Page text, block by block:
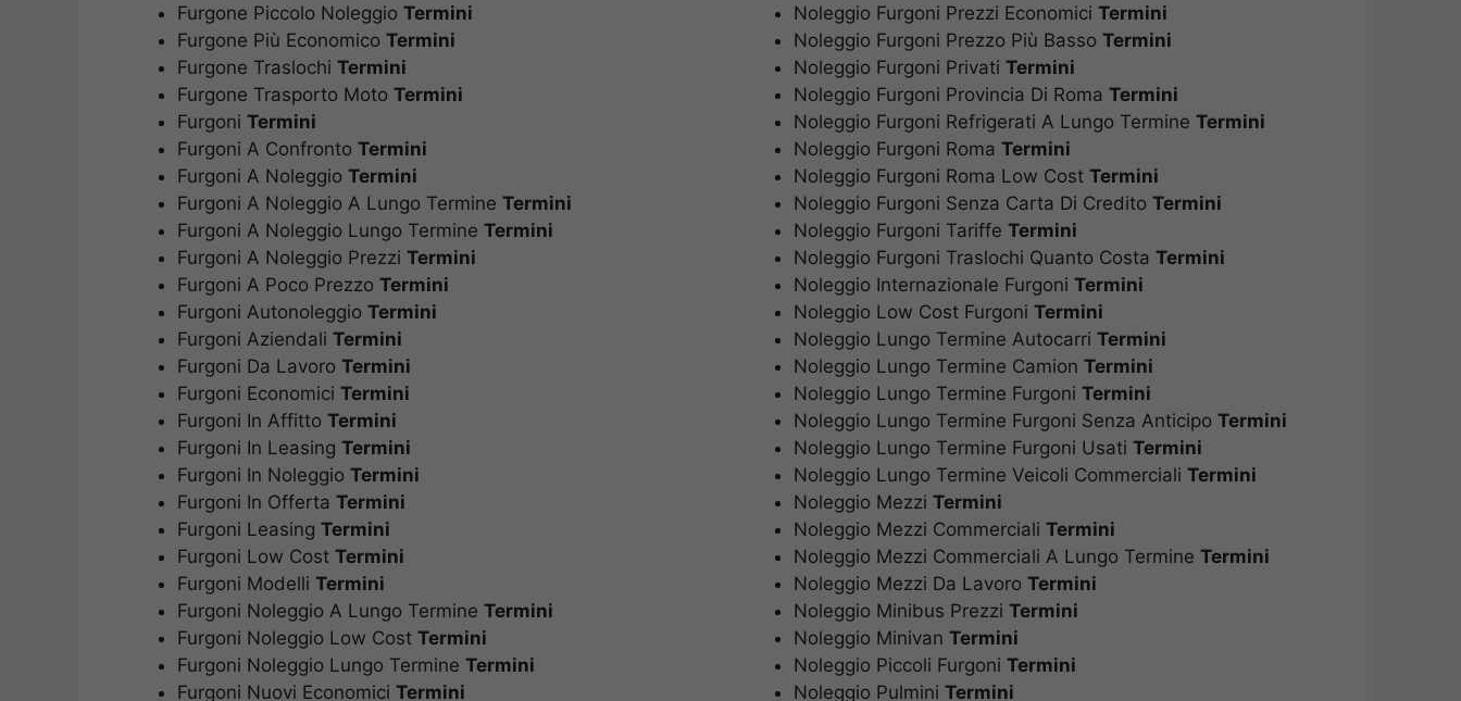
Furgone Piccolo Noleggio Termini
Furgone Più Economico Termini
Furgone Traslochi Termini
Furgone Trasporto Moto Termini
Furgoni Termini
Furgoni A Confronto Termini
Furgoni A Noleggio Termini
Furgoni A Noleggio A Lungo Termine Termini
Furgoni A Noleggio Lungo Termine Termini
Furgoni A Noleggio Prezzi Termini
Furgoni A Poco Prezzo Termini
Furgoni Autonoleggio Termini
Furgoni Aziendali Termini
Furgoni Da Lavoro Termini
Furgoni Economici Termini
Furgoni In Affitto Termini
Furgoni In Leasing Termini
Furgoni In Noleggio Termini
Furgoni In Offerta Termini
Furgoni Leasing Termini
Furgoni Low Cost Termini
Furgoni Modelli Termini
Furgoni Noleggio A Lungo Termine Termini
Furgoni Noleggio Low Cost Termini
Furgoni Noleggio Lungo Termine Termini
Furgoni Nuovi Economici Termini
Noleggio Furgoni Prezzi EconomiciTermini
Noleggio Furgoni Prezzo Più BassoTermini
Noleggio Furgoni PrivatiTermini
Noleggio Furgoni Provincia Di RomaTermini
Noleggio Furgoni Refrigerati A Lungo TermineTermini
Noleggio Furgoni RomaTermini
Noleggio Furgoni Roma Low CostTermini
Noleggio Furgoni Senza Carta Di CreditoTermini
Noleggio Furgoni TariffeTermini
Noleggio Furgoni Traslochi Quanto CostaTermini
Noleggio Internazionale FurgoniTermini
Noleggio Low Cost FurgoniTermini
Noleggio Lungo Termine AutocarriTermini
Noleggio Lungo Termine CamionTermini
Noleggio Lungo Termine FurgoniTermini
Noleggio Lungo Termine Furgoni Senza AnticipoTermini
Noleggio Lungo Termine Furgoni UsatiTermini
Noleggio Lungo Termine Veicoli CommercialiTermini
Noleggio MezziTermini
Noleggio Mezzi CommercialiTermini
Noleggio Mezzi Commerciali A Lungo TermineTermini
Noleggio Mezzi Da LavoroTermini
Noleggio Minibus PrezziTermini
Noleggio MinivanTermini
Noleggio Piccoli FurgoniTermini
Noleggio PulminiTermini